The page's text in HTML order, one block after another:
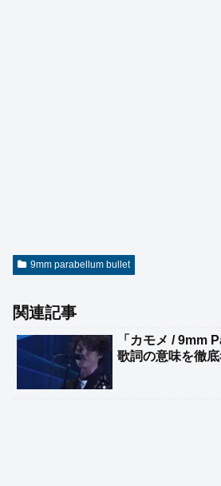
9mm parabellum bullet
関連記事
「カモメ / 9mm
歌詞の意味を徹